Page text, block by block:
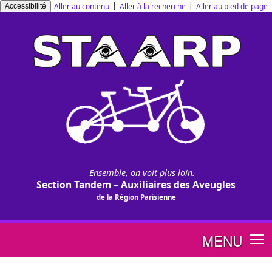
Panneau de gestion des cookies
Accessibilité Aller au contenu | Aller à la recherche | Aller au pied de page
Ensemble, on voit plus loin.
Section Tandem – Auxiliaires des Aveugles
de la Région Parisienne
MENU